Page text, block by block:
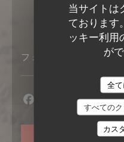
当サイトは
ております
ッキー利用
が
全
すべての
カス
フォローしてください
Facebook ((新しい
Instagram ((
ニュースレター